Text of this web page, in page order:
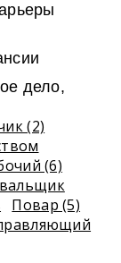
дело,
(2)
(6)
Повар (5)